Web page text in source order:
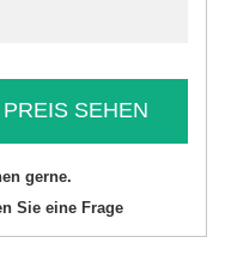
SEHEN
gerne.
Sie eine Frage